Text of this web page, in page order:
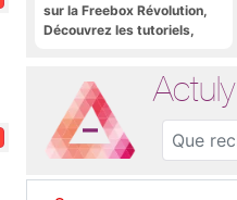
sur la Freebox Révolution,
Découvrez les tutoriels,
Freebox Server, Freebox
Player
Actuly